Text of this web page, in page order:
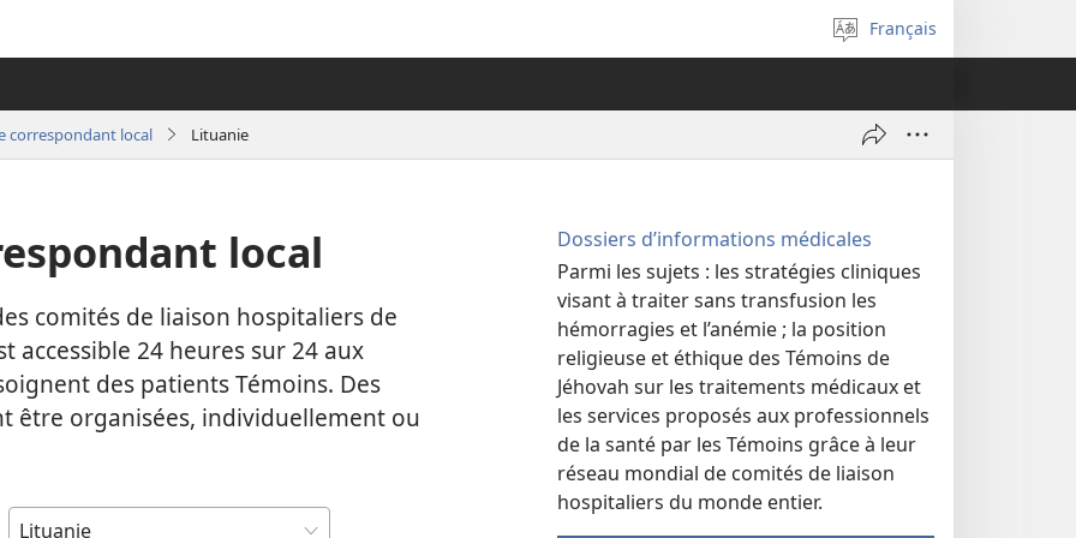
Sélectionner
la
Français
correspondant local Lituanie
local
comités de liaison hospitaliers de
accessible 24 heures sur 24 aux
des patients Témoins. Des
être organisées, individuellement ou
Dossiers d’informations médicales
Parmi les sujets : les stratégies cliniques
visant à traiter sans transfusion les
hémorragies et l’anémie ; la position
religieuse et éthique des Témoins de
Jéhovah sur les traitements médicaux et
les services proposés aux professionnels
de la santé par les Témoins grâce à leur
réseau mondial de comités de liaison
hospitaliers du monde entier.